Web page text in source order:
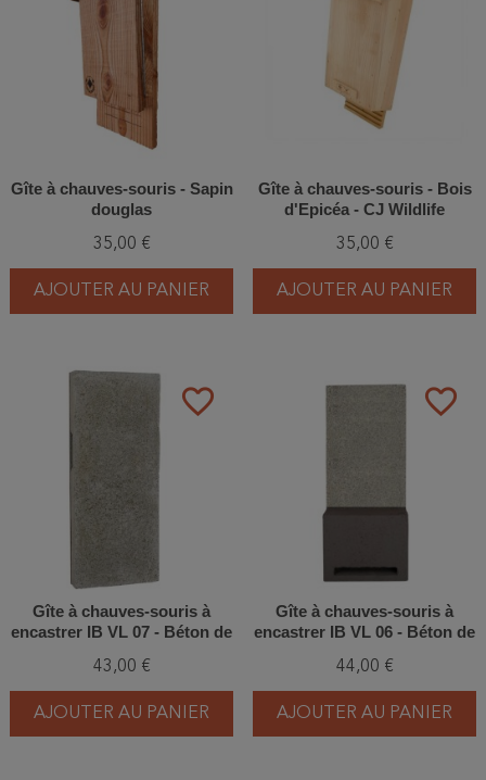
Gîte à chauves-souris - Sapin
douglas
35,00 €
AJOUTER AU PANIER
Gîte à chauves-souris - Bois
d'Epicéa - CJ Wildlife
35,00 €
AJOUTER AU PANIER
favorite_border
Gîte à chauves-souris à
encastrer IB VL 07 - Béton de
43,00 €
AJOUTER AU PANIER
favorite_border
Gîte à chauves-souris à
encastrer IB VL 06 - Béton de
44,00 €
AJOUTER AU PANIER